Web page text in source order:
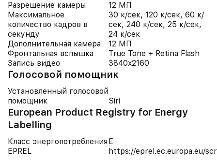
Разрешение камеры
12 МП
Максимальное
количество кадров в
секунду
30 к/сек, 120 к/сек, 60 к/
сек, 240 к/сек, 25 к/сек,
24 к/сек
Дополнительная камера
12 МП
Фронтальная вспышка
True Tone + Retina Flash
Запись видео
3840x2160
Голосовой помощник
Установленный голосовой
помощник
Siri
European Product Registry for Energy
Labelling
Класс энергопотребления E
EPREL
https://eprel.ec.europa.eu/